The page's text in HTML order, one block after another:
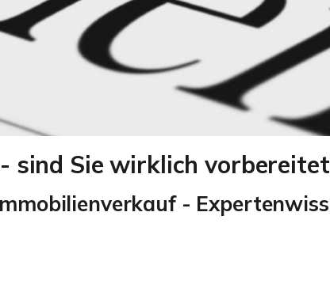
sind Sie wirklich
-
mit stabilem
ZUM EXPOSE
Wo Familien
gestalten
ZUM EXPOSE